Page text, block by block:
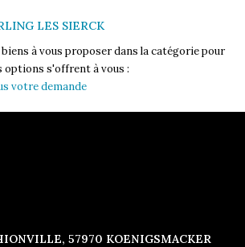
LES SIERCK
à vous proposer dans la catégorie pour
options s'offrent à vous :
votre demande
57970 KOENIGSMACKER